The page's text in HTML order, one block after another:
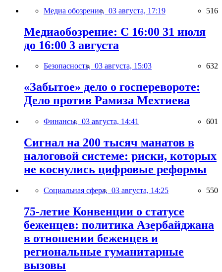
Медиа обозрение, 03 августа, 17:19 516
Медиаобозрение: С 16:00 31 июля
до 16:00 3 августа
Безопасность, 03 августа, 15:03 632
«Забытое» дело о госперевороте:
Дело против Рамиза Мехтиева
Финансы, 03 августа, 14:41 601
Сигнал на 200 тысяч манатов в
налоговой системе: риски, которых
не коснулись цифровые реформы
Социальная сфера, 03 августа, 14:25 550
75-летие Конвенции о статусе
беженцев: политика Азербайджана
в отношении беженцев и
региональные гуманитарные
вызовы